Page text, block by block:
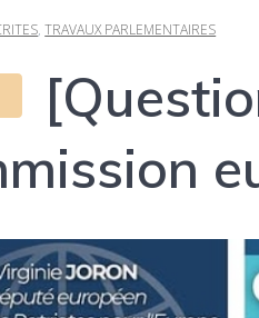
,TRAVAUX PARLEMENTAIRES